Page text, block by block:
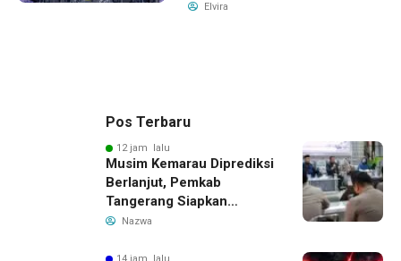
Elvira
Pos Terbaru
12 jam lalu
Musim Kemarau Diprediksi
Berlanjut, Pemkab
Tangerang Siapkan
Langkah Antisipasi Krisis
Nazwa